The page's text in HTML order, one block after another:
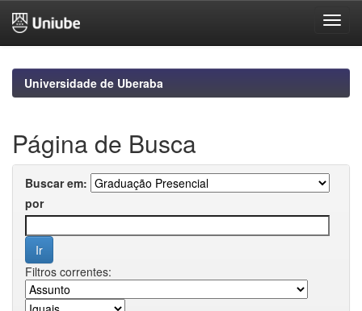
navigationUniversidade de Uberaba
Página de Busca
Buscar em:
por
Filtros correntes: